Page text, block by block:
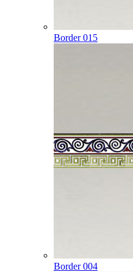
Border 015
Border 004